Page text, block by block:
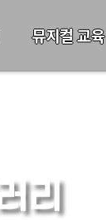
뮤지컬 교육
리